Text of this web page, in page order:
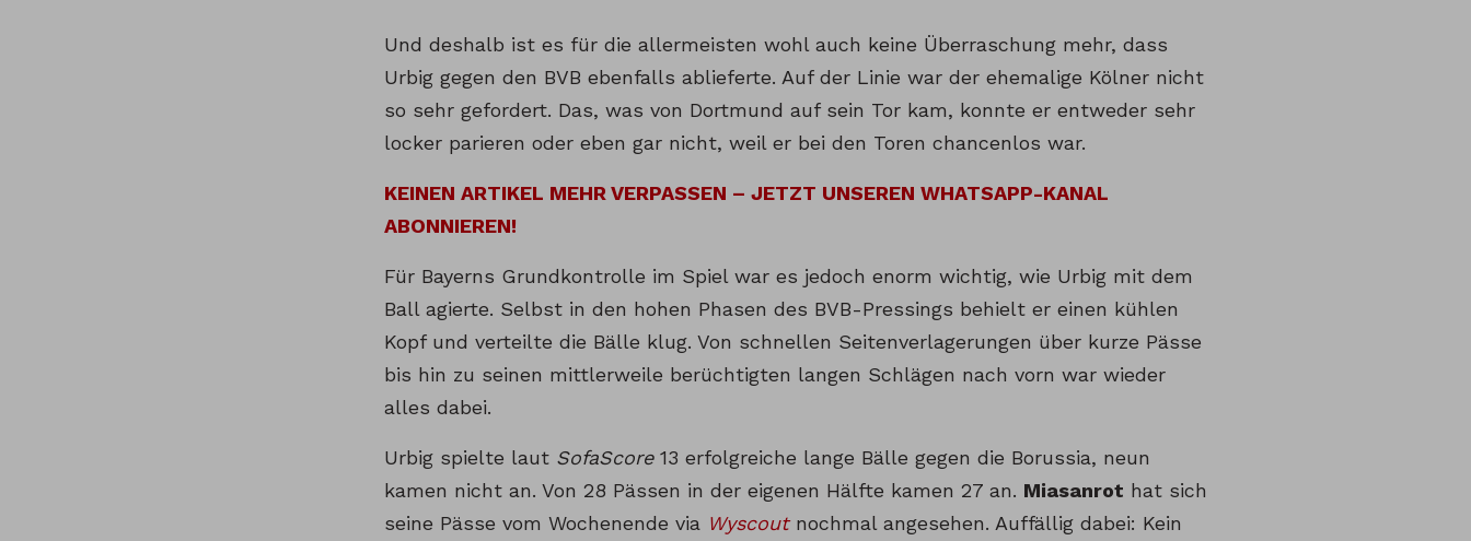
Und deshalb ist es für die allermeisten wohl auch keine Überraschung mehr, dass
Urbig gegen den BVB ebenfalls ablieferte. Auf der Linie war der ehemalige Kölner nicht
so sehr gefordert. Das, was von Dortmund auf sein Tor kam, konnte er entweder sehr
locker parieren oder eben gar nicht, weil er bei den Toren chancenlos war.
KEINEN ARTIKEL MEHR VERPASSEN – JETZT UNSEREN WHATSAPP-KANAL
ABONNIEREN!
Für Bayerns Grundkontrolle im Spiel war es jedoch enorm wichtig, wie Urbig mit dem
Ball agierte. Selbst in den hohen Phasen des BVB-Pressings behielt er einen kühlen
Kopf und verteilte die Bälle klug. Von schnellen Seitenverlagerungen über kurze Pässe
bis hin zu seinen mittlerweile berüchtigten langen Schlägen nach vorn war wieder
alles dabei.
Urbig spielte laut SofaScore13 erfolgreiche lange Bälle gegen die Borussia, neun
kamen nicht an. Von 28 Pässen in der eigenen Hälfte kamen 27 an. Miasanrot hat sich
seine Pässe vom Wochenende via Wyscoutnochmal angesehen. Auffällig dabei: Kein